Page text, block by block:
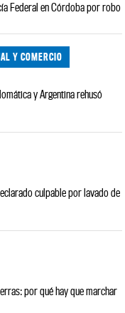
Federal en Córdoba por robo
Y COMERCIO
y Argentina rehusó
culpable por lavado de
por qué hay que marchar